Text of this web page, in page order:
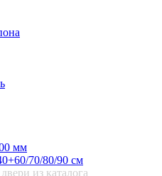
мм
70/80/90 см
двери из каталога